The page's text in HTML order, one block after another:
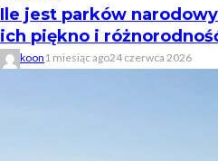
Ile jest parków
ich piękno i
koon 1 miesiąc ago24 czerwca 2026